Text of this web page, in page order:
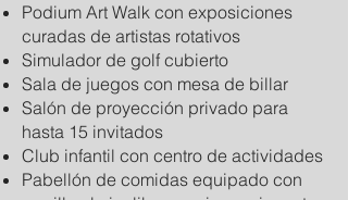
Podium Art Walk con exposiciones
curadas de artistas rotativos
Simulador de golf cubierto
Sala de juegos con mesa de billar
Salón de proyección privado para
hasta 15 invitados
Club infantil con centro de actividades
Pabellón de comidas equipado con